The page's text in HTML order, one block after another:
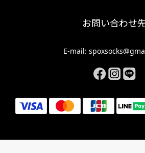
お問い合わせ
E-mail: